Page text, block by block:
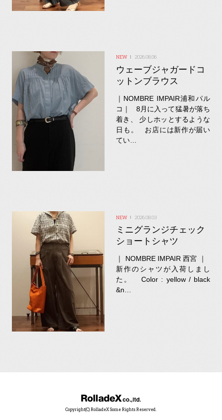
2026.08.06
ウェーブジャガードコ
ットンブラウス
｜NOMBRE IMPAIR浦和パル
コ｜ 8月に入って猛暑が落ち
着き、 少しホッとするような
日も。 お店には新作が届い
てい…
2026.08.03
ミニグランジチェック
ショートシャツ
｜ NOMBRE IMPAIR 西宮 ｜
新作のシャツが入荷しまし
た。 Color : yellow / black
&n…
Copyright(C) RolladeX Some Rights Reserved.